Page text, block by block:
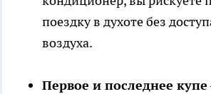
поездку в духоте без
воздуха.
Первое и последнее купе